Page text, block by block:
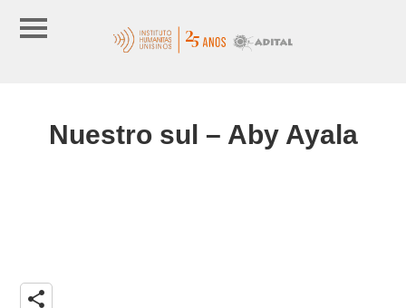
Nuestro sul – Aby Ayala
share